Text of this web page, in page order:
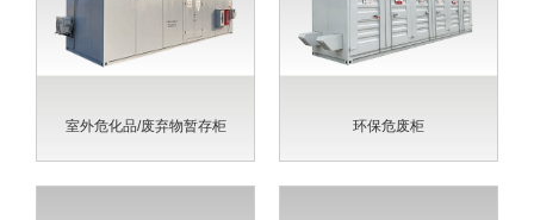
室外危化品/废弃物暂存柜 环保危废柜